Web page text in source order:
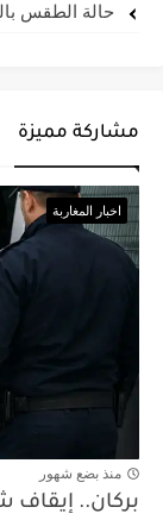
حالة الطقس
مشاركة مميزة
اخبار المغاربة
منذ بضع شهور
بركان..